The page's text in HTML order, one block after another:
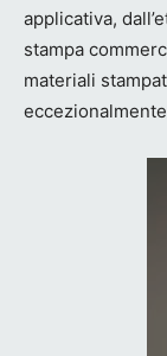
applicativa,
stampa
materiali